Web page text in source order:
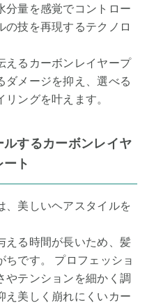
分量を感覚でコントロー
の技を再現するテクノロ
えるカーボンレイヤープ
ダメージを抑え、選べる
ングを叶えます。
するカーボンレイヤ
ート
、美しいヘアスタイルを
える時間が長いため、髪
です。 プロフェッショ
やテンションを細かく調
え美しく崩れにくいカー